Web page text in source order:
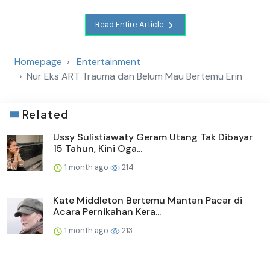
Read Entire Article
Homepage
Entertainment
Nur Eks ART Trauma dan Belum Mau Bertemu Erin
Related
Ussy Sulistiawaty Geram Utang Tak Dibayar
15 Tahun, Kini Oga...
1 month ago 214
Kate Middleton Bertemu Mantan Pacar di
Acara Pernikahan Kera...
1 month ago 213